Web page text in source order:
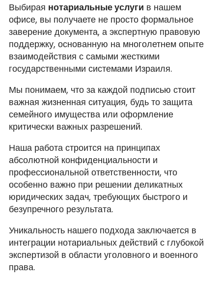
Выбирая нотариальные услуги в нашем
офисе, вы получаете не просто формальное
заверение документа, а экспертную правовую
поддержку, основанную на многолетнем опыте
взаимодействия с самыми жесткими
государственными системами Израиля.
Мы понимаем, что за каждой подписью стоит
важная жизненная ситуация, будь то защита
семейного имущества или оформление
критически важных разрешений.
Наша работа строится на принципах
абсолютной конфиденциальности и
профессиональной ответственности, что
особенно важно при решении деликатных
юридических задач, требующих быстрого и
безупречного результата.
Уникальность нашего подхода заключается в
интеграции нотариальных действий с глубокой
экспертизой в области уголовного и военного
права.